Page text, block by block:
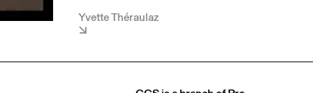
Yvette Théraulaz